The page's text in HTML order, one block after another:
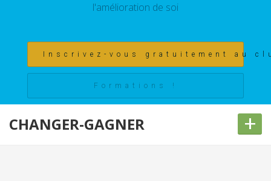
l'amélioration de soi
Inscrivez-vous gratuitement au
Formations !
CHANGER-GAGNER +